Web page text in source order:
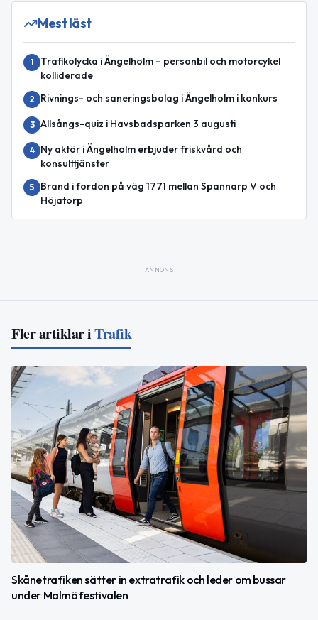
Mest läst
1
Trafikolycka i Ängelholm – personbil och motorcykel
kolliderade
2 Rivnings- och saneringsbolag i Ängelholm i konkurs
3 Allsångs-quiz i Havsbadsparken 3 augusti
4
Ny aktör i Ängelholm erbjuder friskvård och
konsulttjänster
5
Brand i fordon på väg 1771 mellan Spannarp V och
Höjatorp
ANNONS
Fler artiklar iTrafik
Skånetrafiken sätter in extratrafik och leder om bussar
under Malmöfestivalen